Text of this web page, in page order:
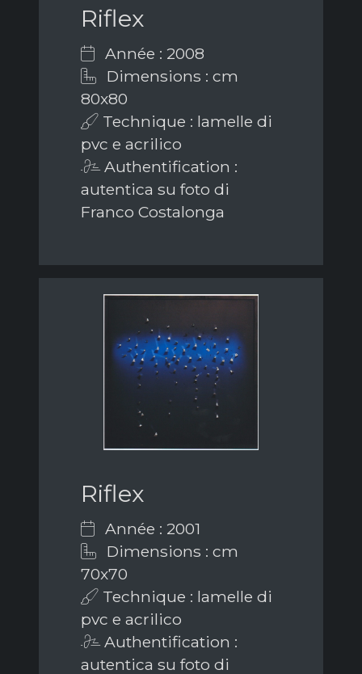
Riflex
Année : 2008
Dimensions : cm
80x80
Technique : lamelle di
pvc e acrilico
Authentification :
autentica su foto di
Franco Costalonga
Riflex
Année : 2001
Dimensions : cm
70x70
Technique : lamelle di
pvc e acrilico
Authentification :
autentica su foto di